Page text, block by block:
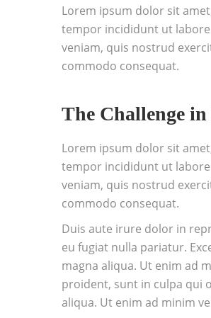
Lorem ipsum dolor sit
tempor incididunt ut
veniam, quis nostrud
commodo consequat.
The Challenge
Lorem ipsum dolor sit
tempor incididunt ut
veniam, quis nostrud
commodo consequat.
Duis aute irure dolor in
eu fugiat nulla pariatur.
magna aliqua. Ut enim ad
proident, sunt in culpa qui
aliqua. Ut enim ad minim